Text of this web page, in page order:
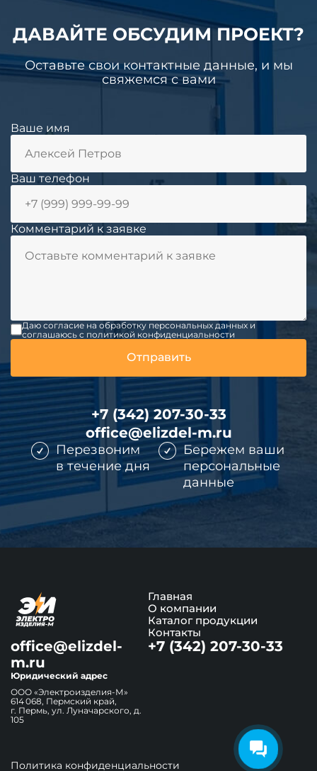
ДАВАЙТЕ ОБСУДИМ ПРОЕКТ?
Оставьте свои контактные данные, и мы
свяжемся с вами
Ваше имя
Ваш телефон
Комментарий к заявке
Даю согласие на обработку персональных данных и
соглашаюсь c политикой конфиденциальности
+7 (342) 207-30-33
office@elizdel-m.ru
Перезвоним
в течение дня
Бережем ваши
персональные
данные
Главная
О компании
Каталог продукции
Контакты
office@elizdel-
m.ru
+7 (342) 207-30-33
Юридический адрес
ООО «Электроизделия-М»
614 068, Пермский край,
г. Пермь, ул. Луначарского, д.
105
Политика конфиденциальности